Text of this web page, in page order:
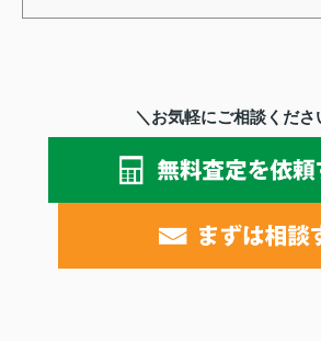
＼お気軽にご相談くださ